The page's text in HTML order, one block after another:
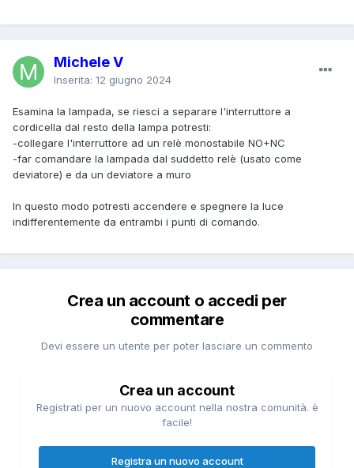
Michele V
Inserita: 12 giugno 2024
Esamina la lampada, se riesci a separare l'interruttore a
cordicella dal resto della lampa potresti:
-collegare l'interruttore ad un relè monostabile NO+NC
-far comandare la lampada dal suddetto relè (usato come
deviatore) e da un deviatore a muro
In questo modo potresti accendere e spegnere la luce
indifferentemente da entrambi i punti di comando.
Crea un account o accedi per
commentare
Devi essere un utente per poter lasciare un commento
Crea un account
Registrati per un nuovo account nella nostra comunità. è
facile!
Registra un nuovo account